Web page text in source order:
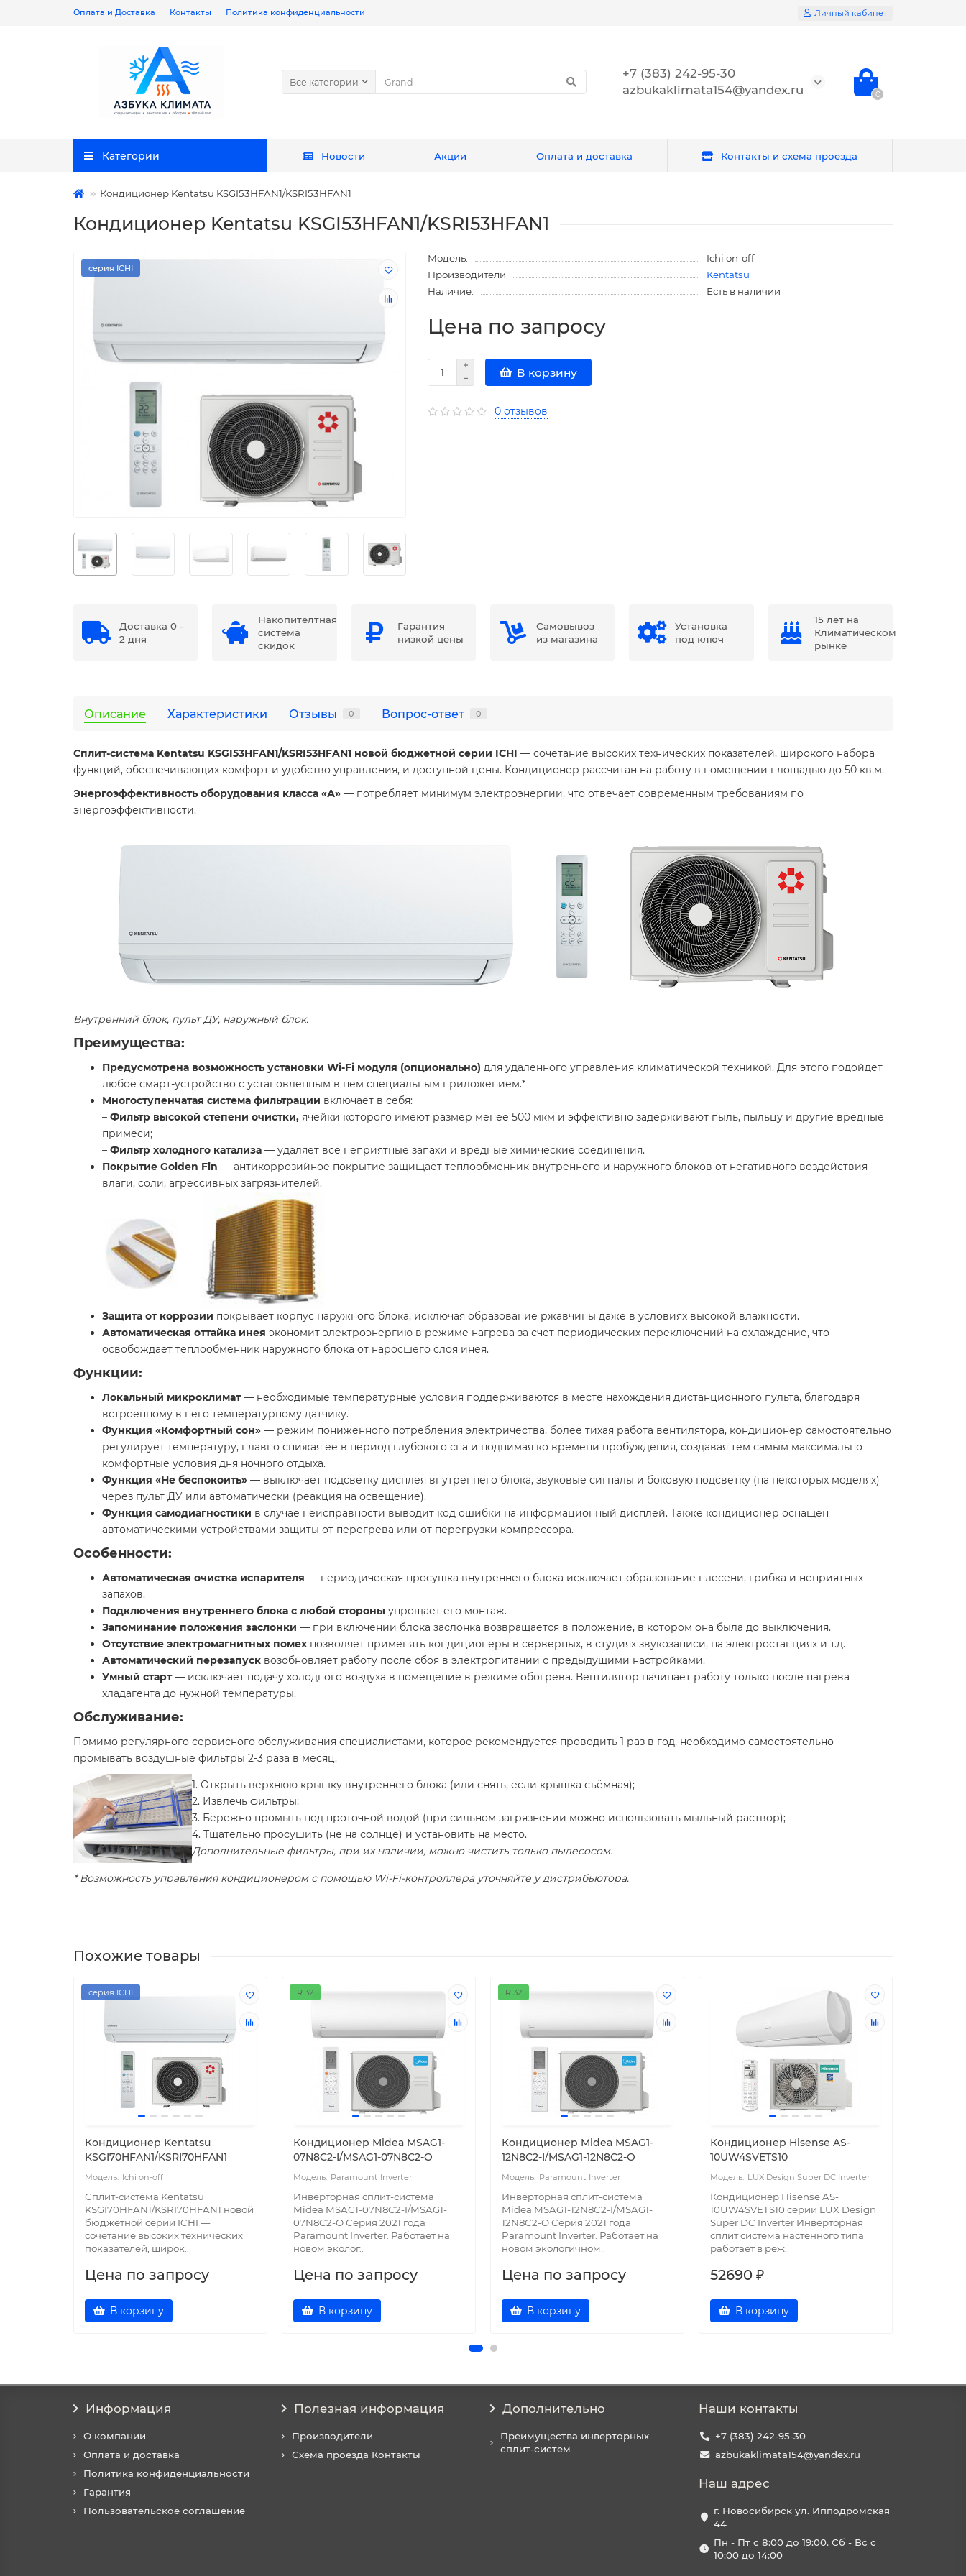
Оплата и Доставка Контакты Политика конфиденциальности Личный кабинет
Все категории
+7 (383) 242-95-30
azbukaklimata154@yandex.ru
0
Категории Новости Акции Оплата и доставка Контакты и схема проезда
Кондиционер Kentatsu KSGI53HFAN1/KSRI53HFAN1
Кондиционер Kentatsu KSGI53HFAN1/KSRI53HFAN1
серия ICHI
Модель:
Ichi on-off
Производители
Kentatsu
Наличие:
Есть в наличии
Цена по запросу
В корзину
0 отзывов
Доставка 0 -
2 дня
Накопителтная
система
скидок
Гарантия
низкой цены
Самовывоз
из магазина
Установка
под ключ
15 лет на
Климатическом
рынке
Описание Характеристики Отзывы 0 Вопрос-ответ 0
Cплит-система Kentatsu KSGI53HFAN1/KSRI53HFAN1 новой бюджетной серии ICHI — сочетание высоких технических показателей, широкого набора
функций, обеспечивающих комфорт и удобство управления, и доступной цены. Кондиционер рассчитан на работу в помещении площадью до 50 кв.м.
Энергоэффективность оборудования класса «А» — потребляет минимум электроэнергии, что отвечает современным требованиям по
энергоэффективности.
Внутренний блок, пульт ДУ, наружный блок.
Преимущества:
Предусмотрена возможность установки Wi-Fi модуля (опционально) для удаленного управления климатической техникой. Для этого подойдет
любое смарт-устройство с установленным в нем специальным приложением.*
Многоступенчатая система фильтрации включает в себя:
– Фильтр высокой степени очистки, ячейки которого имеют размер менее 500 мкм и эффективно задерживают пыль, пыльцу и другие вредные
примеси;
– Фильтр холодного катализа — удаляет все неприятные запахи и вредные химические соединения.
Покрытие Golden Fin — антикоррозийное покрытие защищает теплообменник внутреннего и наружного блоков от негативного воздействия
влаги, соли, агрессивных загрязнителей.
Защита от коррозии покрывает корпус наружного блока, исключая образование ржавчины даже в условиях высокой влажности.
Автоматическая оттайка инея экономит электроэнергию в режиме нагрева за счет периодических переключений на охлаждение, что
освобождает теплообменник наружного блока от наросшего слоя инея.
Функции:
Локальный микроклимат— необходимые температурные условия поддерживаются в месте нахождения дистанционного пульта, благодаря
встроенному в него температурному датчику.
Функция «Комфортный сон» — режим пониженного потребления электричества, более тихая работа вентилятора, кондиционер самостоятельно
регулирует температуру, плавно снижая ее в период глубокого сна и поднимая ко времени пробуждения, создавая тем самым максимально
комфортные условия дня ночного отдыха.
Функция «Не беспокоить» — выключает подсветку дисплея внутреннего блока, звуковые сигналы и боковую подсветку (на некоторых моделях)
через пульт ДУ или автоматически (реакция на освещение).
Функция самодиагностики в случае неисправности выводит код ошибки на информационный дисплей. Также кондиционер оснащен
автоматическими устройствами защиты от перегрева или от перегрузки компрессора.
Особенности:
Автоматическая очистка испарителя — периодическая просушка внутреннего блока исключает образование плесени, грибка и неприятных
запахов.
Подключения внутреннего блока с любой стороны упрощает его монтаж.
Запоминание положения заслонки — при включении блока заслонка возвращается в положение, в котором она была до выключения.
Отсутствие электромагнитных помех позволяет применять кондиционеры в серверных, в студиях звукозаписи, на электростанциях и т.д.
Автоматический перезапуск возобновляет работу после сбоя в электропитании с предыдущими настройками.
Умный старт— исключает подачу холодного воздуха в помещение в режиме обогрева. Вентилятор начинает работу только после нагрева
хладагента до нужной температуры.
Обслуживание:
Помимо регулярного сервисного обслуживания специалистами, которое рекомендуется проводить 1 раз в год, необходимо самостоятельно
промывать воздушные фильтры 2-3 раза в месяц.
1. Открыть верхнюю крышку внутреннего блока (или снять, если крышка съёмная);
2. Извлечь фильтры;
3. Бережно промыть под проточной водой (при сильном загрязнении можно использовать мыльный раствор);
4. Тщательно просушить (не на солнце) и установить на место.
Дополнительные фильтры, при их наличии, можно чистить только пылесосом.
* Возможность управления кондиционером с помощью Wi-Fi-контроллера уточняйте у дистрибьютора.
Похожие товары
серия ICHI
Кондиционер Kentatsu
KSGI70HFAN1/KSRI70HFAN1
Ichi on-off
Cплит-система Kentatsu
KSGI70HFAN1/KSRI70HFAN1 новой
бюджетной серии ICHI —
сочетание высоких технических
показателей, широк..
Цена по запросу
В корзину
R 32
Кондиционер Midea MSAG1-
07N8C2-I/MSAG1-07N8C2-O
Paramount Inverter
Инверторная сплит-система
Midea MSAG1-07N8C2-I/MSAG1-
07N8C2-O Серия 2021 года
Paramount Inverter. Работает на
новом эколог..
Цена по запросу
В корзину
R 32
Кондиционер Midea MSAG1-
12N8C2-I/MSAG1-12N8C2-O
Paramount Inverter
Инверторная сплит-система
Midea MSAG1-12N8C2-I/MSAG1-
12N8C2-O Серия 2021 года
Paramount Inverter. Работает на
новом экологичном..
Цена по запросу
В корзину
Кондиционер Hisense AS-
10UW4SVETS10
LUX Design Super DC Inverter
Кондиционер Hisense AS-
10UW4SVETS10 серии LUX Design
Super DC Inverter Инверторная
сплит система настенного типа
работает в реж..
52690 ₽
В корзину
Информация
О компании
Оплата и доставка
Политика конфиденциальности
Гарантия
Пользовательское соглашение
Полезная информация
Производители
Схема проезда Контакты
Дополнительно
Преимущества инверторных
сплит-систем
Наши контакты
+7 (383) 242-95-30
azbukaklimata154@yandex.ru
Наш адрес
г. Новосибирск ул. Ипподромская
44
Пн - Пт с 8:00 до 19:00. Сб - Вс с
10:00 до 14:00